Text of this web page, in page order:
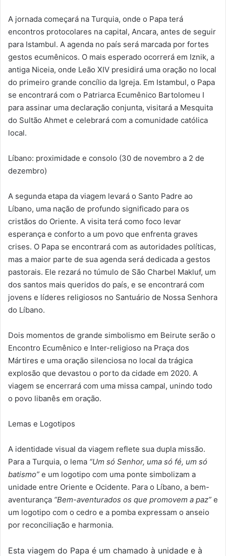
A jornada começará na Turquia, onde o Papa terá
encontros protocolares na capital, Ancara, antes de seguir
para Istambul. A agenda no país será marcada por fortes
gestos ecumênicos. O mais esperado ocorrerá em Iznik, a
antiga Niceia, onde Leão XIV presidirá uma oração no local
do primeiro grande concílio da Igreja. Em Istambul, o Papa
se encontrará com o Patriarca Ecumênico Bartolomeu I
para assinar uma declaração conjunta, visitará a Mesquita
do Sultão Ahmet e celebrará com a comunidade católica
local.
Líbano: proximidade e consolo (30 de novembro a 2 de
dezembro)
A segunda etapa da viagem levará o Santo Padre ao
Líbano, uma nação de profundo significado para os
cristãos do Oriente. A visita terá como foco levar
esperança e conforto a um povo que enfrenta graves
crises. O Papa se encontrará com as autoridades políticas,
mas a maior parte de sua agenda será dedicada a gestos
pastorais. Ele rezará no túmulo de São Charbel Makluf, um
dos santos mais queridos do país, e se encontrará com
jovens e líderes religiosos no Santuário de Nossa Senhora
do Líbano.
Dois momentos de grande simbolismo em Beirute serão o
Encontro Ecumênico e Inter-religioso na Praça dos
Mártires e uma oração silenciosa no local da trágica
explosão que devastou o porto da cidade em 2020. A
viagem se encerrará com uma missa campal, unindo todo
o povo libanês em oração.
Lemas e Logotipos
A identidade visual da viagem reflete sua dupla missão.
Para a Turquia, o lema “Um só Senhor, uma só fé, um só
batismo” e um logotipo com uma ponte simbolizam a
unidade entre Oriente e Ocidente. Para o Líbano, a bem-
aventurança “Bem-aventurados os que promovem a paz” e
um logotipo com o cedro e a pomba expressam o anseio
por reconciliação e harmonia.
Esta viagem do Papa é um chamado à unidade e à